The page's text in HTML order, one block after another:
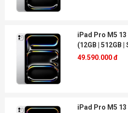
iPad Pro M5
(12GB | 512GB |
49.590.000 đ
iPad Pro M5 13